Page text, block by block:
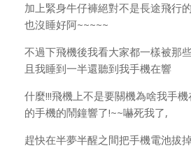
加上緊身牛仔褲絕對不是長途飛行
也沒睡好阿~~~~~
不過下飛機後我看大家都一樣被那
且我睡到一半還聽到我手機在響
什麼!!!飛機上不是要關機為啥我手
的手機的鬧鐘響了!~~嚇死我了,
趕快在半夢半醒之間把手機電池拔